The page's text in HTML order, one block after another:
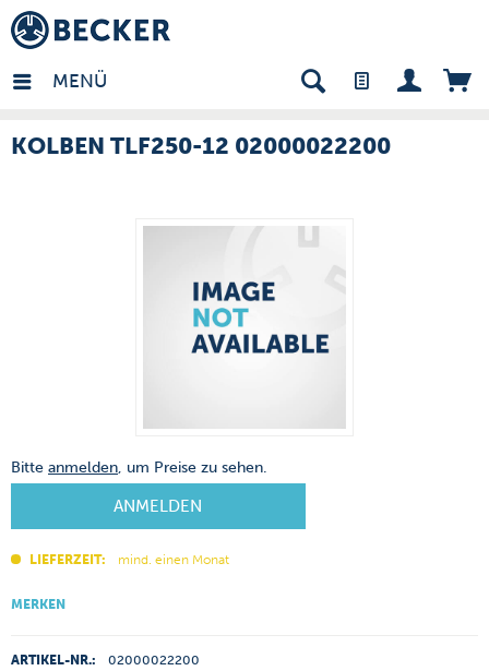
MENÜ
- DE
KOLBEN TLF250-12 02000022200
Bitte anmelden, um Preise zu sehen.
ANMELDEN
LIEFERZEIT: mind. einen Monat
MERKEN
ARTIKEL-NR.: 02000022200